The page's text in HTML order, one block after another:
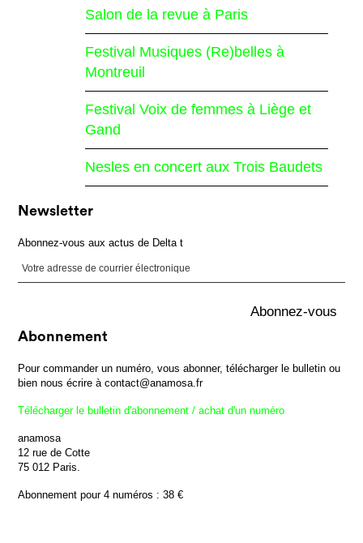
Salon de la revue à Paris
Festival Musiques (Re)belles à
Montreuil
Festival Voix de femmes à Liège et
Gand
Nesles en concert aux Trois Baudets
Newsletter
Abonnez-vous aux actus de Delta t
Abonnement
Pour commander un numéro, vous abonner, télécharger le bulletin ou
bien nous écrire à contact@anamosa.fr
Télécharger le bulletin d'abonnement / achat d'un numéro
anamosa
12 rue de Cotte
75 012 Paris.
Abonnement pour 4 numéros : 38 €